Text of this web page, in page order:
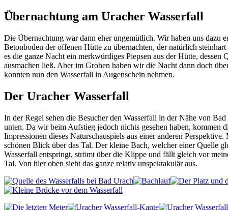
Übernachtung am Uracher Wasserfall
Die Übernachtung war dann eher ungemütlich. Wir haben uns dazu
Betonboden der offenen Hütte zu übernachten, der natürlich
es die ganze Nacht ein merkwürdiges Piepsen aus der Hütte, dessen
ausmachen ließ. Aber im Groben haben wir die Nacht dann doch
konnten nun den Wasserfall in Augenschein nehmen.
Der Uracher Wasserfall
In der Regel sehen die Besucher den Wasserfall in der Nähe von
unten. Da wir beim Aufstieg jedoch nichts gesehen haben, kommen
Impressionen dieses Naturschauspiels aus einer anderen Perspektive.
schönen Blick über das Tal. Der kleine Bach, welcher einer Quelle
Wasserfall entspringt, strömt über die Klippe und fällt gleich vor
Tal. Von hier oben sieht das ganze relativ unspektakulär aus.